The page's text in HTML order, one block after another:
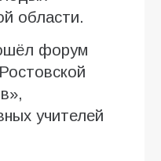
области.
форум
учителей